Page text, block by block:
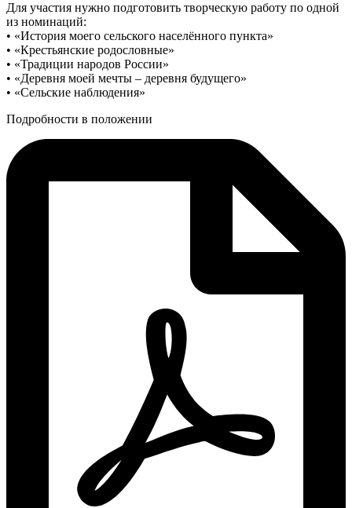
Для участия нужно подготовить творческую работу по одной
из номинаций:
• «История моего сельского населённого пункта»
• «Крестьянские родословные»
• «Традиции народов России»
• «Деревня моей мечты – деревня будущего»
• «Сельские наблюдения»
Подробности в положении